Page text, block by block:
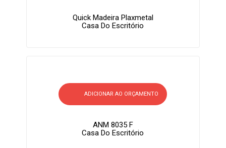
Quick Madeira Plaxmetal
Casa Do Escritório
ADICIONAR AO ORÇAMENTO
ANM 8035 F
Casa Do Escritório